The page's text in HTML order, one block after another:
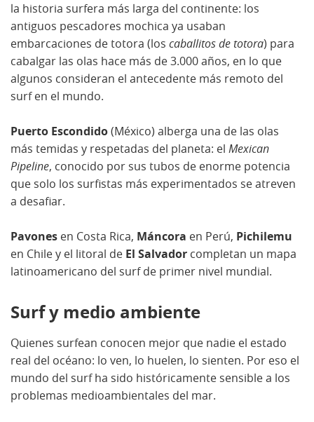
la historia surfera más larga del continente: los
antiguos pescadores mochica ya usaban
embarcaciones de totora (los caballitos de totora) para
cabalgar las olas hace más de 3.000 años, en lo que
algunos consideran el antecedente más remoto del
surf en el mundo.
Puerto Escondido(México) alberga una de las olas
más temidas y respetadas del planeta: el Mexican
Pipeline, conocido por sus tubos de enorme potencia
que solo los surfistas más experimentados se atreven
a desafiar.
Pavones en Costa Rica, Máncora en Perú, Pichilemu
en Chile y el litoral de El Salvador completan un mapa
latinoamericano del surf de primer nivel mundial.
Surf y medio ambiente
Quienes surfean conocen mejor que nadie el estado
real del océano: lo ven, lo huelen, lo sienten. Por eso el
mundo del surf ha sido históricamente sensible a los
problemas medioambientales del mar.